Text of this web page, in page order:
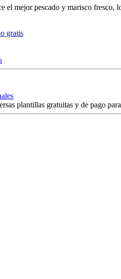
el mejor pescado y marisco fresco,
plantillas gratuitas y de pago